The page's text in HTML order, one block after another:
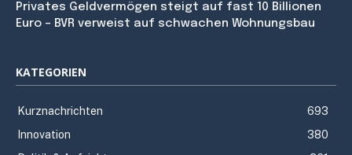
Privates Geldvermögen steigt auf fast 10 Billionen
Euro – BVR verweist auf schwachen Wohnungsbau
KATEGORIEN
Kurznachrichten
693
Innovation
380